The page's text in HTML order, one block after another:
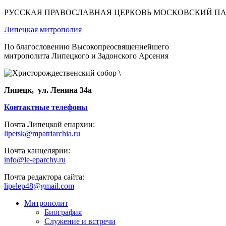
РУССКАЯ ПРАВОСЛАВНАЯ ЦЕРКОВЬ МОСКОВСКИЙ
Липецкая митрополия
По благословению Высокопреосвященнейшего
митрополита Липецкого и Задонского Арсения
Липецк, ул. Ленина 34а
Контактные телефоны
Почта Липецкой епархии:
lipetsk@mpatriarchia.ru
Почта канцелярии:
info@le-eparchy.ru
Почта редактора сайта:
lipelep48@gmail.com
Митрополит
Биография
Служение и встречи